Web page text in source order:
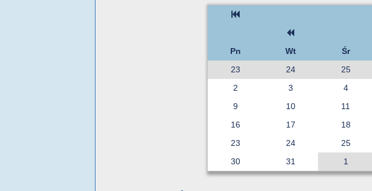
Pn
Wt Śr
23
24 25
2
3 4
9
10 11
16
17 18
23
24 25
30
31 1